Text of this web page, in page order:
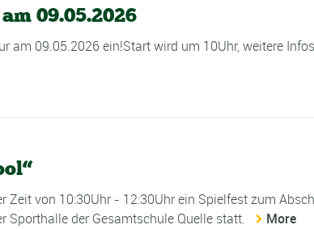
09.05.2026
am 09.05.2026 ein!Start wird um 10Uhr, weitere
Zeit von 10:30Uhr - 12:30Uhr ein Spielfest zum
Sporthalle der Gesamtschule Quelle statt.
More